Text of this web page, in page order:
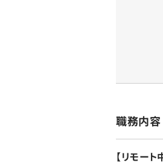
職務内容
【リモー